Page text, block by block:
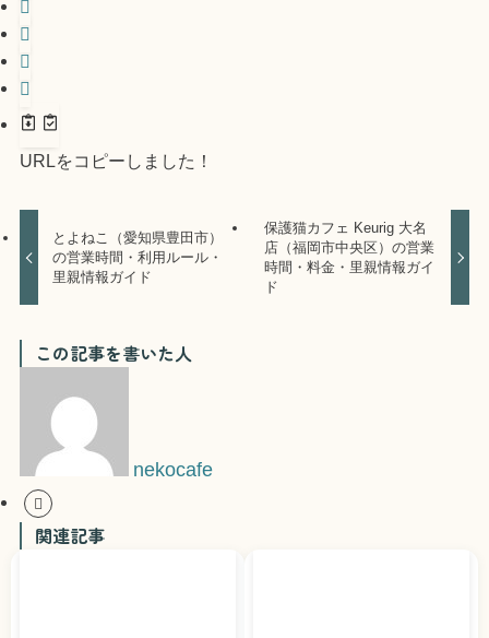
URLをコピーしました！
とよねこ（愛知県豊田市）
の営業時間・利用ルール・
里親情報ガイド
保護猫カフェ Keurig 大名
店（福岡市中央区）の営業
時間・料金・里親情報ガイ
ド
この記事を書いた人
nekocafe
関連記事